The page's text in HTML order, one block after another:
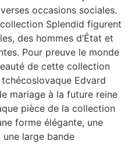
occasions sociales.
Splendid figurent
des hommes d’État et
Pour preuve le monde
de cette collection
Edvard
mariage à la future reine
pièce de la collection
forme élégante, une
large bande